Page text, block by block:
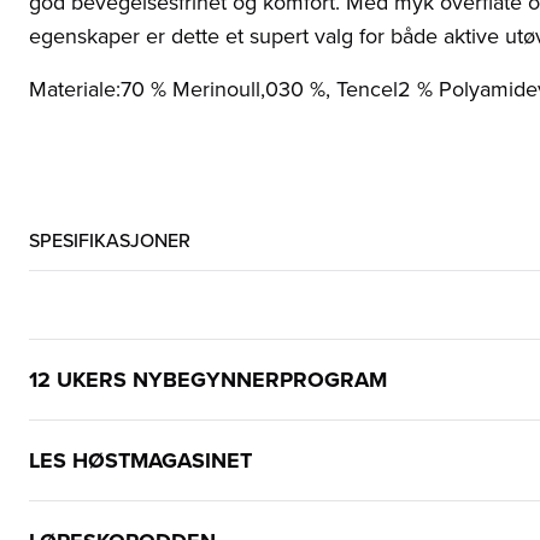
egenskaper er dette et supert valg for både aktive
Materiale:70 % Merinoull,030 %, Tencel2 %
SPESIFIKASJONER
12 UKERS NYBEGYNNERPROGRAM
LES HØSTMAGASINET